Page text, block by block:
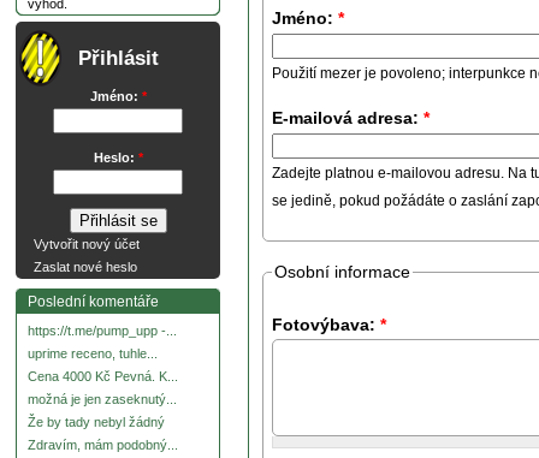
výhod.
Přihlásit
Jméno: *
Heslo: *
Vytvořit nový účet
Zaslat nové heslo
Poslední komentáře
https://t.me/pump_upp -...
uprime receno, tuhle...
Cena 4000 Kč Pevná. K...
možná je jen zaseknutý...
Že by tady nebyl žádný
Zdravím, mám podobný...
Jméno: *
Použití mezer je povoleno; interpunkce
E-mailová adresa: *
Zadejte platnou e-mailovou adresu. Na
se jedině, pokud požádáte o zaslání
Osobní informace
Fotovýbava: *